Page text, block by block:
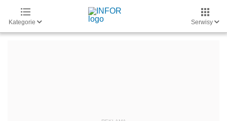
Kategorie Serwisy